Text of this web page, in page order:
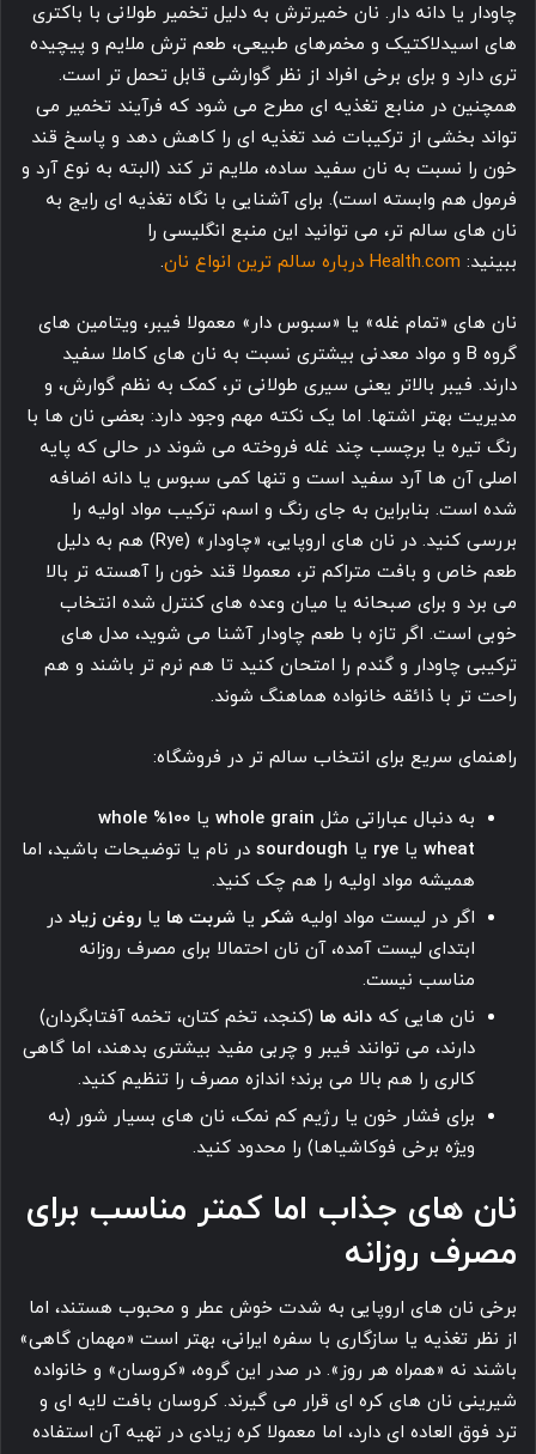
چاودار یا دانه دار. نان خمیرترش به دلیل تخمیر طولانی با باکتری
های اسیدلاکتیک و مخمرهای طبیعی، طعم ترش ملایم و پیچیده
تری دارد و برای برخی افراد از نظر گوارشی قابل تحمل تر است.
همچنین در منابع تغذیه ای مطرح می شود که فرآیند تخمیر می
تواند بخشی از ترکیبات ضد تغذیه ای را کاهش دهد و پاسخ قند
خون را نسبت به نان سفید ساده، ملایم تر کند (البته به نوع آرد و
فرمول هم وابسته است). برای آشنایی با نگاه تغذیه ای رایج به
نان های سالم تر، می توانید این منبع انگلیسی را
ببینید: Health.com درباره سالم ترین انواع نان .
نان های «تمام غله» یا «سبوس دار» معمولا فیبر، ویتامین های
گروه B و مواد معدنی بیشتری نسبت به نان های کاملا سفید
دارند. فیبر بالاتر یعنی سیری طولانی تر، کمک به نظم گوارش، و
مدیریت بهتر اشتها. اما یک نکته مهم وجود دارد: بعضی نان ها با
رنگ تیره یا برچسب چند غله فروخته می شوند در حالی که پایه
اصلی آن ها آرد سفید است و تنها کمی سبوس یا دانه اضافه
شده است. بنابراین به جای رنگ و اسم، ترکیب مواد اولیه را
بررسی کنید. در نان های اروپایی، «چاودار» (Rye) هم به دلیل
طعم خاص و بافت متراکم تر، معمولا قند خون را آهسته تر بالا
می برد و برای صبحانه یا میان وعده های کنترل شده انتخاب
خوبی است. اگر تازه با طعم چاودار آشنا می شوید، مدل های
ترکیبی چاودار و گندم را امتحان کنید تا هم نرم تر باشند و هم
راحت تر با ذائقه خانواده هماهنگ شوند.
راهنمای سریع برای انتخاب سالم تر در فروشگاه:
به دنبال عباراتی مثل whole grain یا
100% whole
wheat یا rye یا sourdough در نام یا توضیحات باشید، اما
همیشه مواد اولیه را هم چک کنید.
اگر در لیست مواد اولیه شکر یا شربت ها یا روغن زیاد در
ابتدای لیست آمده، آن نان احتمالا برای مصرف روزانه
مناسب نیست.
نان هایی که دانه ها (کنجد، تخم کتان، تخمه آفتابگردان)
دارند، می توانند فیبر و چربی مفید بیشتری بدهند، اما گاهی
کالری را هم بالا می برند؛ اندازه مصرف را تنظیم کنید.
برای فشار خون یا رژیم کم نمک، نان های بسیار شور (به
ویژه برخی فوکاشیاها) را محدود کنید.
نان های جذاب اما کمتر مناسب برای
مصرف روزانه
برخی نان های اروپایی به شدت خوش عطر و محبوب هستند، اما
از نظر تغذیه یا سازگاری با سفره ایرانی، بهتر است «مهمان گاهی»
باشند نه «همراه هر روز». در صدر این گروه، «کروسان» و خانواده
شیرینی نان های کره ای قرار می گیرند. کروسان بافت لایه ای و
ترد فوق العاده ای دارد، اما معمولا کره زیادی در تهیه آن استفاده